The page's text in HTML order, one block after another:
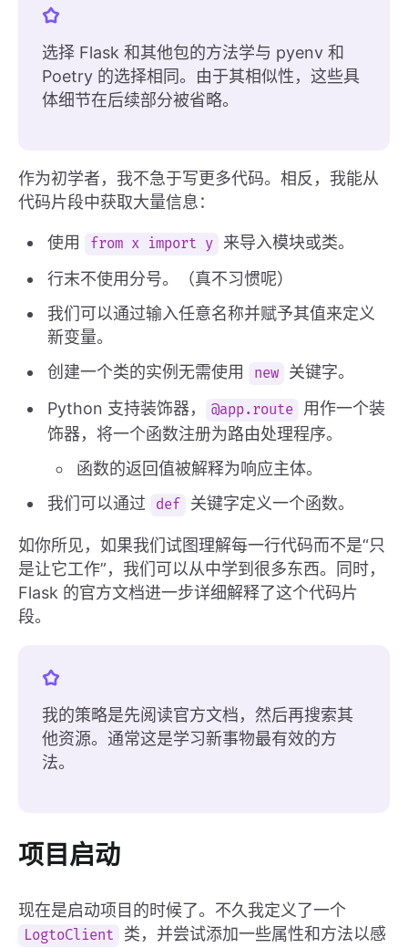
选择 Flask 和其他包的方法学与 pyenv 和
Poetry 的选择相同。由于其相似性，这些具
体细节在后续部分被省略。
作为初学者，我不急于写更多代码。相反，我能从
代码片段中获取大量信息：
使用 from x import y
来导入模块或类。
行末不使用分号。（真不习惯呢）
我们可以通过输入任意名称并赋予其值来定义
新变量。
创建一个类的实例无需使用
new
关键字。
Python 支持装饰器，
@app.route
用作一个装
饰器，将一个函数注册为路由处理程序。
函数的返回值被解释为响应主体。
我们可以通过
def 关键字定义一个函数。
如你所见，如果我们试图理解每一行代码而不是“只
是让它工作”，我们可以从中学到很多东西。同时，
Flask 的官方文档进一步详细解释了这个代码片
段。
我的策略是先阅读官方文档，然后再搜索其
他资源。通常这是学习新事物最有效的方
法。
项目启动
现在是启动项目的时候了。不久我定义了一个
LogtoClient
类，并尝试添加一些属性和方法以感